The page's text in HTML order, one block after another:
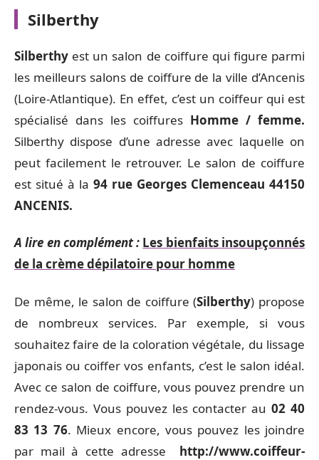
Silberthy
Silberthy est un salon de coiffure qui figure parmi
les meilleurs salons de coiffure de la ville d’Ancenis
(Loire-Atlantique). En effet, c’est un coiffeur qui est
spécialisé dans les coiffures Homme / femme.
Silberthy dispose d’une adresse avec laquelle on
peut facilement le retrouver. Le salon de coiffure
est situé à la 94 rue Georges Clemenceau 44150
ANCENIS.
A lire en complément : Les bienfaits insoupçonnés
de la crème dépilatoire pour homme
De même, le salon de coiffure (Silberthy) propose
de nombreux services. Par exemple, si vous
souhaitez faire de la coloration végétale, du lissage
japonais ou coiffer vos enfants, c’est le salon idéal.
Avec ce salon de coiffure, vous pouvez prendre un
rendez-vous. Vous pouvez les contacter au 02 40
83 13 76. Mieux encore, vous pouvez les joindre
par mail à cette adresse http://www.coiffeur-